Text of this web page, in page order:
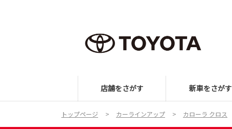
店舗をさがす 新車をさがす
トップページ カーラインアップ カローラ クロス